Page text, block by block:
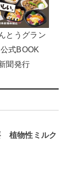
とうグラン
式BOOK
聞発行
植物性ミルク